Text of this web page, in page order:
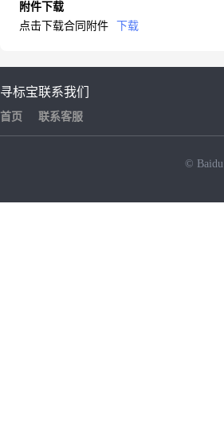
附件下载
点击下载合同附件
下载
寻标宝
首页
联系我们
联系客服
© Baidu